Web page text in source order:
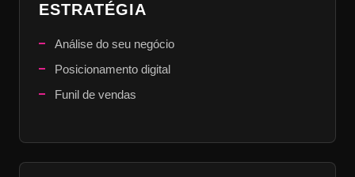
ESTRATÉGIA
Análise do seu negócio
Posicionamento digital
Funil de vendas